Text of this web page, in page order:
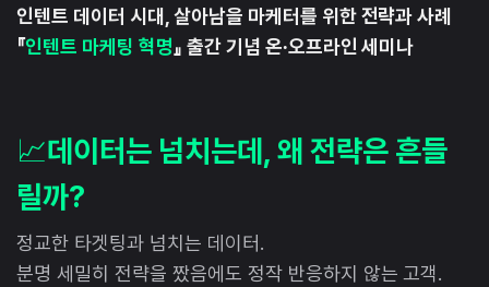
인텐트 데이터 시대, 살아남을 마케터를 위한 전략과 사례
『인텐트 마케팅 혁명』 출간 기념 온∙오프라인 세미나
📈데이터는 넘치는데, 왜 전략은 흔들
릴까?
정교한 타겟팅과 넘치는 데이터.
분명 세밀히 전략을 짰음에도 정작 반응하지 않는 고객.